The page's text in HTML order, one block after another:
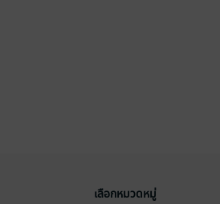
เลือกหมวดหมู่